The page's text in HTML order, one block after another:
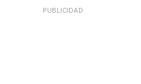
PUBLICIDAD